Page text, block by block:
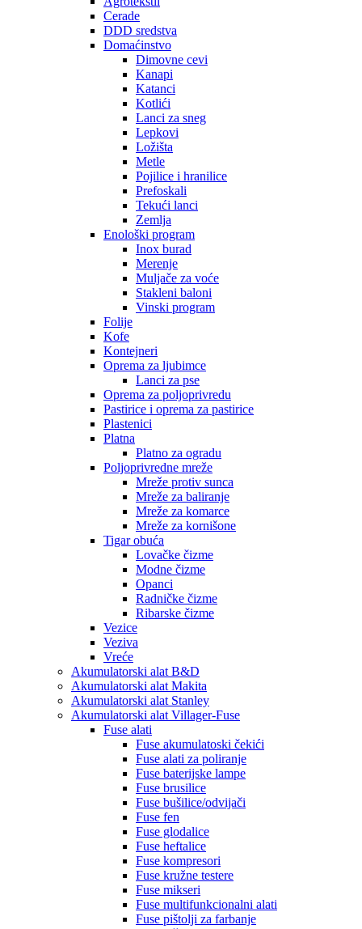
Cerade
DDD sredstva
Domaćinstvo
Dimovne cevi
Kanapi
Katanci
Kotlići
Lanci za sneg
Lepkovi
Ložišta
Metle
Pojilice i hranilice
Prefoskali
Tekući lanci
Zemlja
Enološki program
Inox burad
Merenje
Muljače za voće
Stakleni baloni
Vinski program
Folije
Kofe
Kontejneri
Oprema za ljubimce
Lanci za pse
Oprema za poljoprivredu
Pastirice i oprema za pastirice
Plastenici
Platna
Platno za ogradu
Poljoprivredne mreže
Mreže protiv sunca
Mreže za baliranje
Mreže za komarce
Mreže za kornišone
Tigar obuća
Lovačke čizme
Modne čizme
Opanci
Radničke čizme
Ribarske čizme
Vezice
Veziva
Vreće
Akumulatorski alat B&D
Akumulatorski alat Makita
Akumulatorski alat Stanley
Akumulatorski alat Villager-Fuse
Fuse alati
Fuse akumulatoski čekići
Fuse alati za poliranje
Fuse baterijske lampe
Fuse brusilice
Fuse bušilice/odvijači
Fuse fen
Fuse glodalice
Fuse heftalice
Fuse kompresori
Fuse kružne testere
Fuse mikseri
Fuse multifunkcionalni alati
Fuse pištolji za farbanje